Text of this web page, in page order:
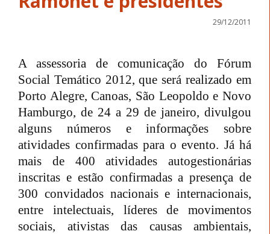
29/12/2011
A assessoria de comunicação do Fórum
Social Temático 2012, que será realizado em
Porto Alegre, Canoas, São Leopoldo e Novo
Hamburgo, de 24 a 29 de janeiro, divulgou
alguns números e informações sobre
atividades confirmadas para o evento. Já há
mais de 400 atividades autogestionárias
inscritas e estão confirmadas a presença de
300 convidados nacionais e internacionais,
entre intelectuais, líderes de movimentos
sociais, ativistas das causas ambientais,